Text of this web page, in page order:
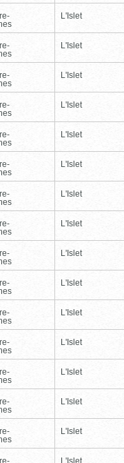
L'Islet
L'Islet
L'Islet
L'Islet
L'Islet
L'Islet
L'Islet
L'Islet
L'Islet
L'Islet
L'Islet
L'Islet
L'Islet
L'Islet
L'Islet
L'Islet